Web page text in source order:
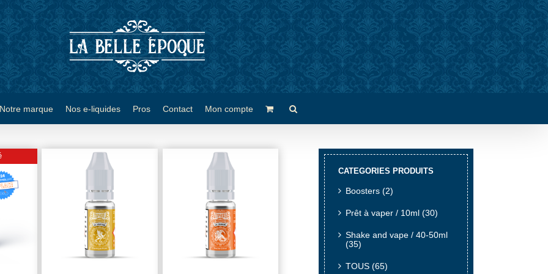
Notre marque Nos e-liquides Pros Contact Mon compte
CATEGORIES PRODUITS
Boosters (2)
Prêt à vaper / 10ml (30)
Shake and vape / 40-50ml
(35)
TOUS (65)